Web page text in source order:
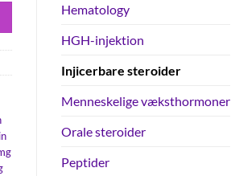
Hematology
HGH-injektion
Injicerbare steroider
Menneskelige væksthormoner
Orale steroider
Peptider